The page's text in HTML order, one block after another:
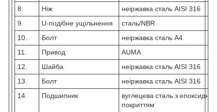
8.
Ніж
неіржавка сталь AISI 316
9.
U-подібне ущільнення
сталь/NBR
10.
Болт
неіржавка сталь А4
11.
Привод
AUMA
12.
Шайба
неіржавка сталь AISI 316
13.
Болт
неіржавка сталь AISI 316
14.
Подшипник
вуглецева сталь з
покриттям